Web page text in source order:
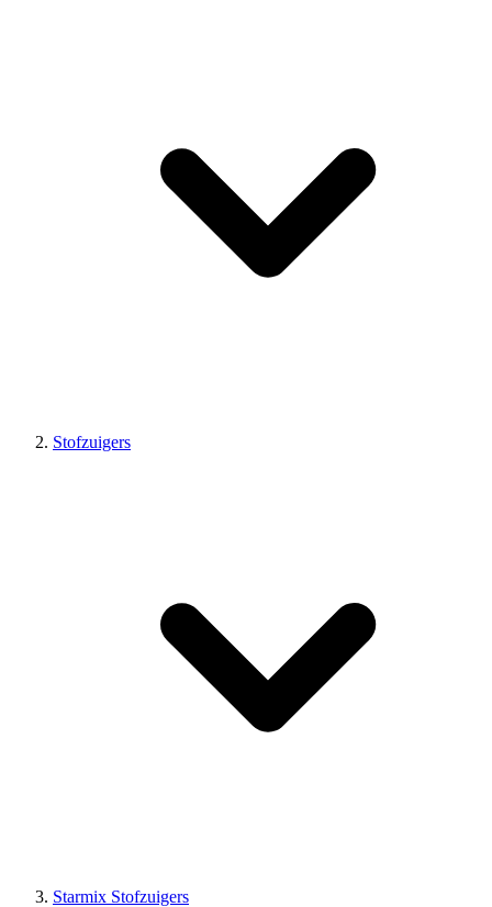
Stofzuigers
Starmix Stofzuigers